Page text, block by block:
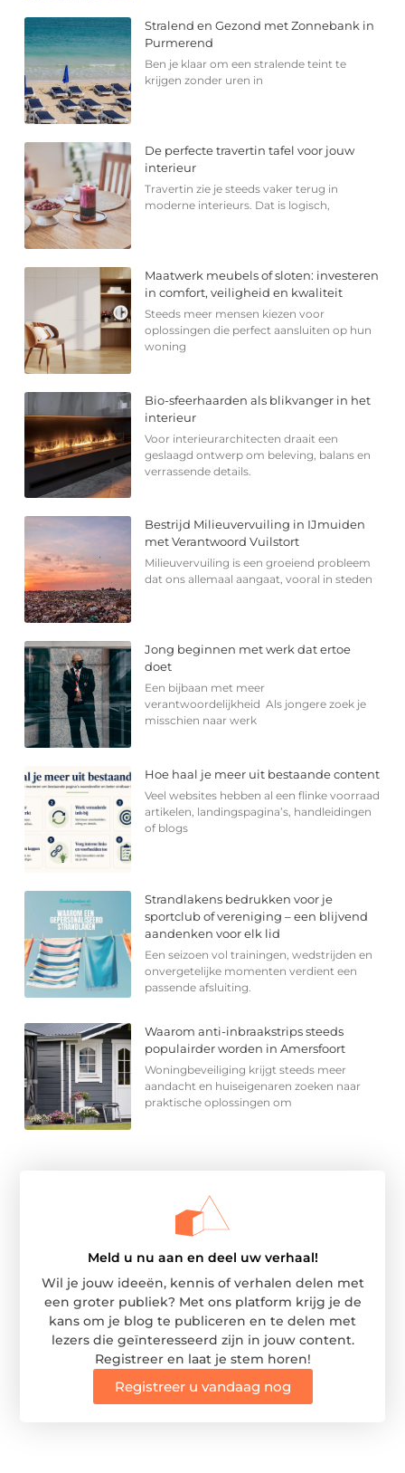
Stralend en Gezond met Zonnebank in
Purmerend
Ben je klaar om een stralende teint te
krijgen zonder uren in
De perfecte travertin tafel voor jouw
interieur
Travertin zie je steeds vaker terug in
moderne interieurs. Dat is logisch,
Maatwerk meubels of sloten: investeren
in comfort, veiligheid en kwaliteit
Steeds meer mensen kiezen voor
oplossingen die perfect aansluiten op hun
woning
Bio-sfeerhaarden als blikvanger in het
interieur
Voor interieurarchitecten draait een
geslaagd ontwerp om beleving, balans en
verrassende details.
Bestrijd Milieuvervuiling in IJmuiden
met Verantwoord Vuilstort
Milieuvervuiling is een groeiend probleem
dat ons allemaal aangaat, vooral in steden
Jong beginnen met werk dat ertoe
doet
Een bijbaan met meer
verantwoordelijkheid Als jongere zoek je
misschien naar werk
Hoe haal je meer uit bestaande content
Veel websites hebben al een flinke voorraad
artikelen, landingspagina’s, handleidingen
of blogs
Strandlakens bedrukken voor je
sportclub of vereniging – een blijvend
aandenken voor elk lid
Een seizoen vol trainingen, wedstrijden en
onvergetelijke momenten verdient een
passende afsluiting.
Waarom anti-inbraakstrips steeds
populairder worden in Amersfoort
Woningbeveiliging krijgt steeds meer
aandacht en huiseigenaren zoeken naar
praktische oplossingen om
Meld u nu aan en deel uw verhaal!
Wil je jouw ideeën, kennis of verhalen delen met
een groter publiek? Met ons platform krijg je de
kans om je blog te publiceren en te delen met
lezers die geïnteresseerd zijn in jouw content.
Registreer en laat je stem horen!
Registreer u vandaag nog